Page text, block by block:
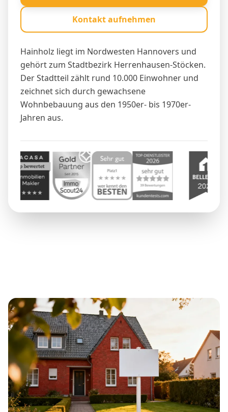
Hainholz liegt im Nordwesten Hannovers und
gehört zum Stadtbezirk Herrenhausen-Stöcken.
Der Stadtteil zählt rund 10.000 Einwohner und
zeichnet sich durch gewachsene
Wohnbebauung aus den 1950er- bis 1970er-
Jahren aus.
Kontakt aufnehmen